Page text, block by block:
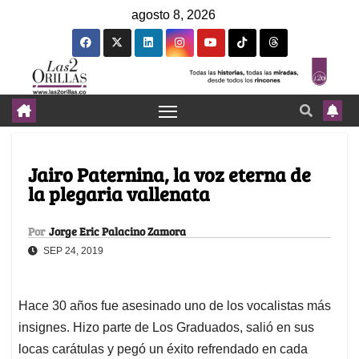
agosto 8, 2026
Jairo Paternina, la voz eterna de
la plegaria vallenata
Por Jorge Eric Palacino Zamora
SEP 24, 2019
Hace 30 años fue asesinado uno de los vocalistas más
insignes. Hizo parte de Los Graduados, salió en sus
locas carátulas y pegó un éxito refrendado en cada